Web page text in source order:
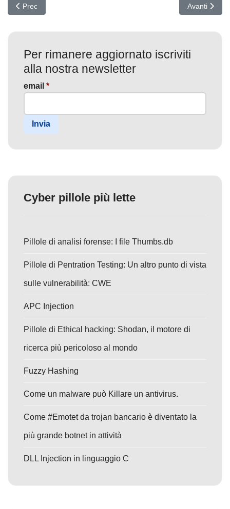
Articolo precedente: Lo smart working rende tutti più vulnerabili
Prec Articolo
Avanti
Per rimanere aggiornato iscriviti
alla nostra newsletter
email *
Invia
Cyber pillole più lette
Pillole di analisi forense: I file Thumbs.db
Pillole di Pentration Testing: Un altro punto di vista
sulle vulnerabilità: CWE
APC Injection
Pillole di Ethical hacking: Shodan, il motore di
ricerca più pericoloso al mondo
Fuzzy Hashing
Come un malware può Killare un antivirus.
Come #Emotet da trojan bancario è diventato la
più grande botnet in attività
DLL Injection in linguaggio C